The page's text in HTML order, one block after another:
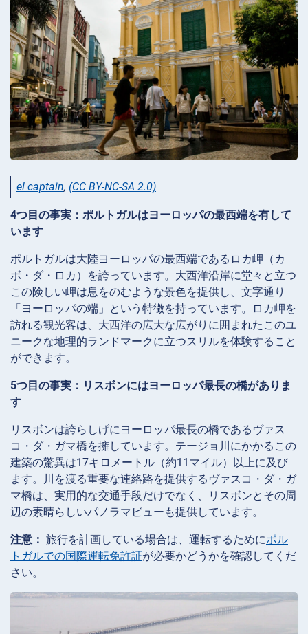
el captain, (CC BY-NC-SA 2.0)
4つ目の事実：ポルトガルはヨーロッパの最西端を有して
います
ポルトガルは大陸ヨーロッパの最西端であるロカ岬（カ
ボ・ダ・ロカ）を誇っています。大西洋沿岸に堂々と立つ
この険しい岬は息をのむような景色を提供し、文字通り
「ヨーロッパの端」という特徴を持っています。ロカ岬を
訪れる観光客は、大西洋の広大な広がりに囲まれたこのユ
ニークな地理的ランドマークに立つスリルを体験すること
ができます。
5つ目の事実：リスボンにはヨーロッパ最長の橋がありま
す
リスボンは誇らしげにヨーロッパ最長の橋であるヴァス
コ・ダ・ガマ橋を擁しています。テージョ川にかかるこの
建築の驚異は17キロメートル（約11マイル）以上に及び
ます。川を渡る重要な連絡路を提供するヴァスコ・ダ・ガ
マ橋は、実用的な交通手段だけでなく、リスボンとその周
辺の素晴らしいパノラマビューも提供しています。
注意： 旅行を計画している場合は、運転するためにポル
トガルでの国際運転免許証が必要かどうかを確認してくだ
さい。